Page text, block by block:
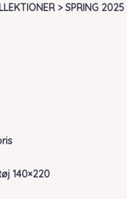
> SPRING 2025
140×220